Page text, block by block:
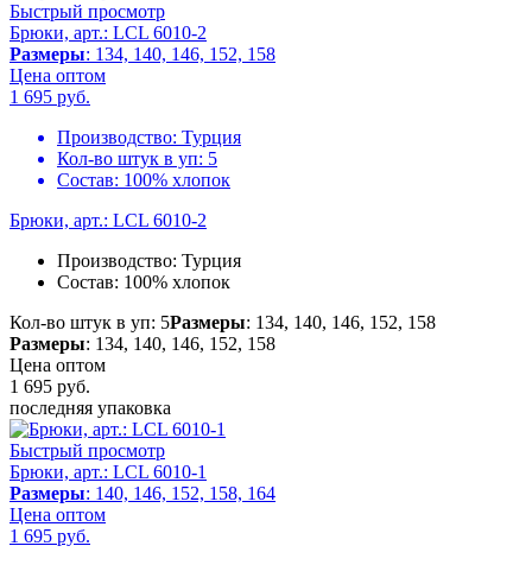
Быстрый просмотр
Брюки, арт.: LCL 6010-2
Размеры: 134, 140, 146, 152, 158
Цена оптом
1 695 руб.
Производство: Турция
Кол-во штук в уп: 5
Состав: 100% хлопок
Брюки, арт.: LCL 6010-2
Производство: Турция
Состав: 100% хлопок
Кол-во штук в уп: 5Размеры: 134, 140, 146, 152, 158
Размеры: 134, 140, 146, 152, 158
Цена оптом
1 695 руб.
последняя упаковка
Быстрый просмотр
Брюки, арт.: LCL 6010-1
Размеры: 140, 146, 152, 158, 164
Цена оптом
1 695 руб.